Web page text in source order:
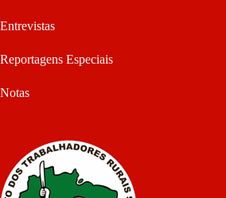
Entrevistas
Reportagens Especiais
Notas